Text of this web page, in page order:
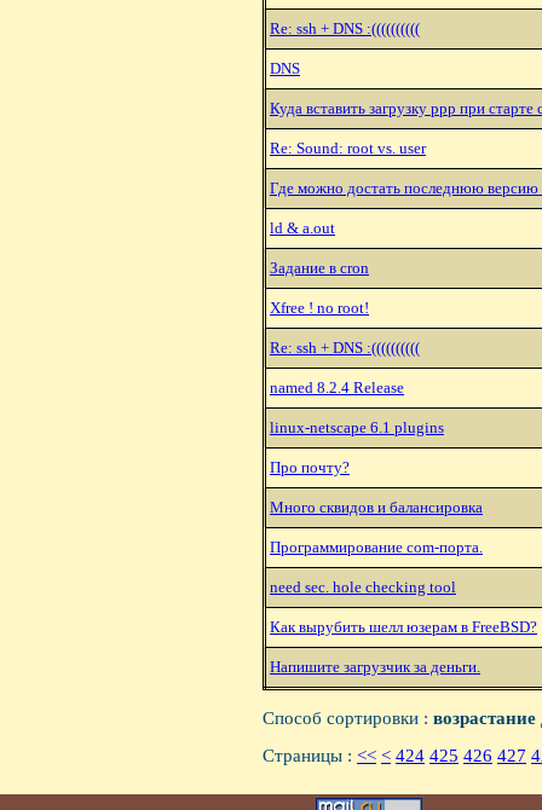
Re: ssh + DNS :((((((((((
DNS
Куда вставить загрузку ppp при старте
Re: Sound: root vs. user
Где можно достать последнюю
ld & a.out
Задание в cron
Xfree ! no root!
Re: ssh + DNS :((((((((((
named 8.2.4 Release
linux-netscape 6.1 plugins
Про почту?
Много сквидов и балансировка
Программирование com-порта.
need sec. hole checking tool
Как вырубить шелл юзерам в FreeBSD?
Hапишите загрузчик за деньги.
Способ сортировки :
Страницы : << < 424 425 426 427